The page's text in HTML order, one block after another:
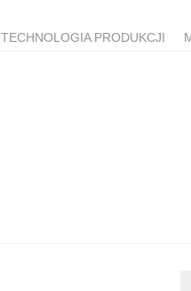
TECHNOLOGIA PRODUKCJI